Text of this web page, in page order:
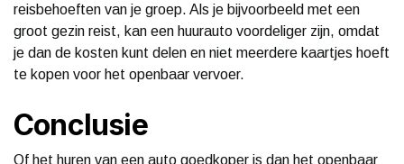
reisbehoeften van je groep. Als je bijvoorbeeld met een
groot gezin reist, kan een huurauto voordeliger zijn, omdat
je dan de kosten kunt delen en niet meerdere kaartjes hoeft
te kopen voor het openbaar vervoer.
Conclusie
Of het huren van een auto goedkoper is dan het openbaar